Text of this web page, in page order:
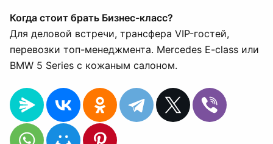
Когда стоит брать Бизнес-класс?
Для деловой встречи, трансфера VIP-гостей,
перевозки топ-менеджмента. Mercedes E-class или
BMW 5 Series с кожаным салоном.